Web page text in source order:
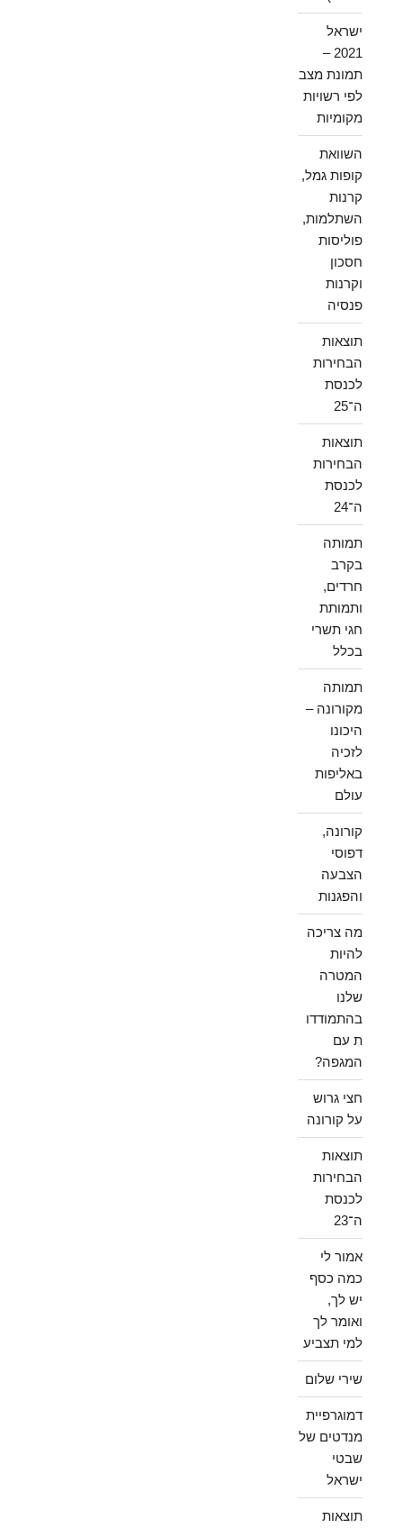
ישראל
2021 –
תמונת מצב
לפי רשויות
מקומיות
השוואת
קופות גמל,
קרנות
השתלמות,
פוליסות
חסכון
וקרנות
פנסיה
תוצאות
הבחירות
לכנסת
ה־25
תוצאות
הבחירות
לכנסת
ה־24
תמותה
בקרב
חרדים,
ותמותת
חגי תשרי
בכלל
תמותה
מקורונה –
היכונו
לזכיה
באליפות
עולם
קורונה,
דפוסי
הצבעה
והפגנות
מה צריכה
להיות
המטרה
שלנו
בהתמודדו
ת עם
המגפה?
חצי גרוש
על קורונה
תוצאות
הבחירות
לכנסת
ה־23
אמור לי
כמה כסף
יש לך,
ואומר לך
למי תצביע
שירי שלום
דמוגרפיית
מנדטים של
שבטי
ישראל
תוצאות